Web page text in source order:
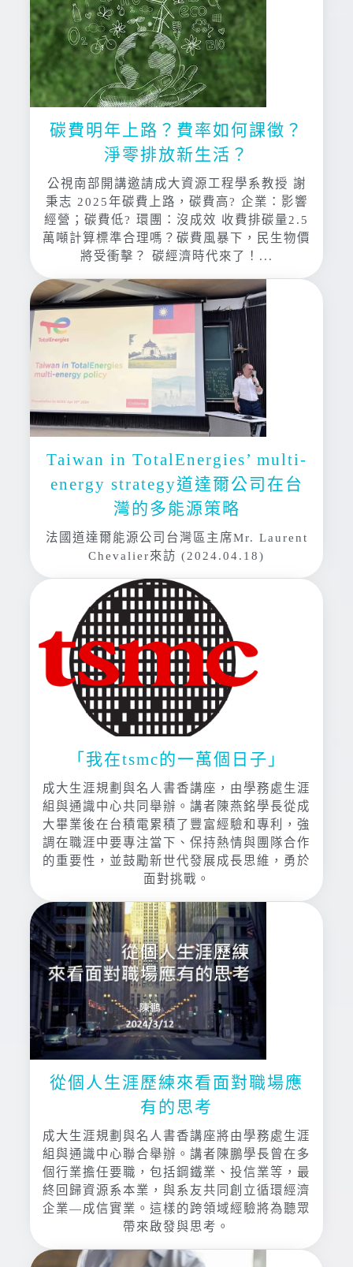
碳費明年上路？費率如何課徵？
淨零排放新生活？
公視南部開講邀請成大資源工程學系教授 謝
秉志 2025年碳費上路，碳費高? 企業：影響
經營；碳費低? 環團：沒成效 收費排碳量2.5
萬噸計算標準合理嗎？碳費風暴下，民生物價
將受衝擊？ 碳經濟時代來了！...
Taiwan in TotalEnergies’ multi-
energy strategy道達爾公司在台
灣的多能源策略
法國道達爾能源公司台灣區主席Mr. Laurent
Chevalier來訪 (2024.04.18)
「我在tsmc的一萬個日子」
成大生涯規劃與名人書香講座，由學務處生涯
組與通識中心共同舉辦。講者陳燕銘學長從成
大畢業後在台積電累積了豐富經驗和專利，強
調在職涯中要專注當下、保持熱情與團隊合作
的重要性，並鼓勵新世代發展成長思維，勇於
面對挑戰。
從個人生涯歷練來看面對職場應
有的思考
成大生涯規劃與名人書香講座將由學務處生涯
組與通識中心聯合舉辦。講者陳鵬學長曾在多
個行業擔任要職，包括鋼鐵業、投信業等，最
終回歸資源系本業，與系友共同創立循環經濟
企業—成信實業。這樣的跨領域經驗將為聽眾
帶來啟發與思考。